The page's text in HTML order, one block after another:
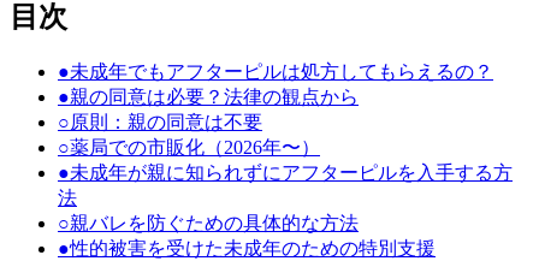
目次
●未成年でもアフターピルは処方してもらえるの？
●親の同意は必要？法律の観点から
○原則：親の同意は不要
○薬局での市販化（2026年〜）
●未成年が親に知られずにアフターピルを入手する方
法
○親バレを防ぐための具体的な方法
●性的被害を受けた未成年のための特別支援